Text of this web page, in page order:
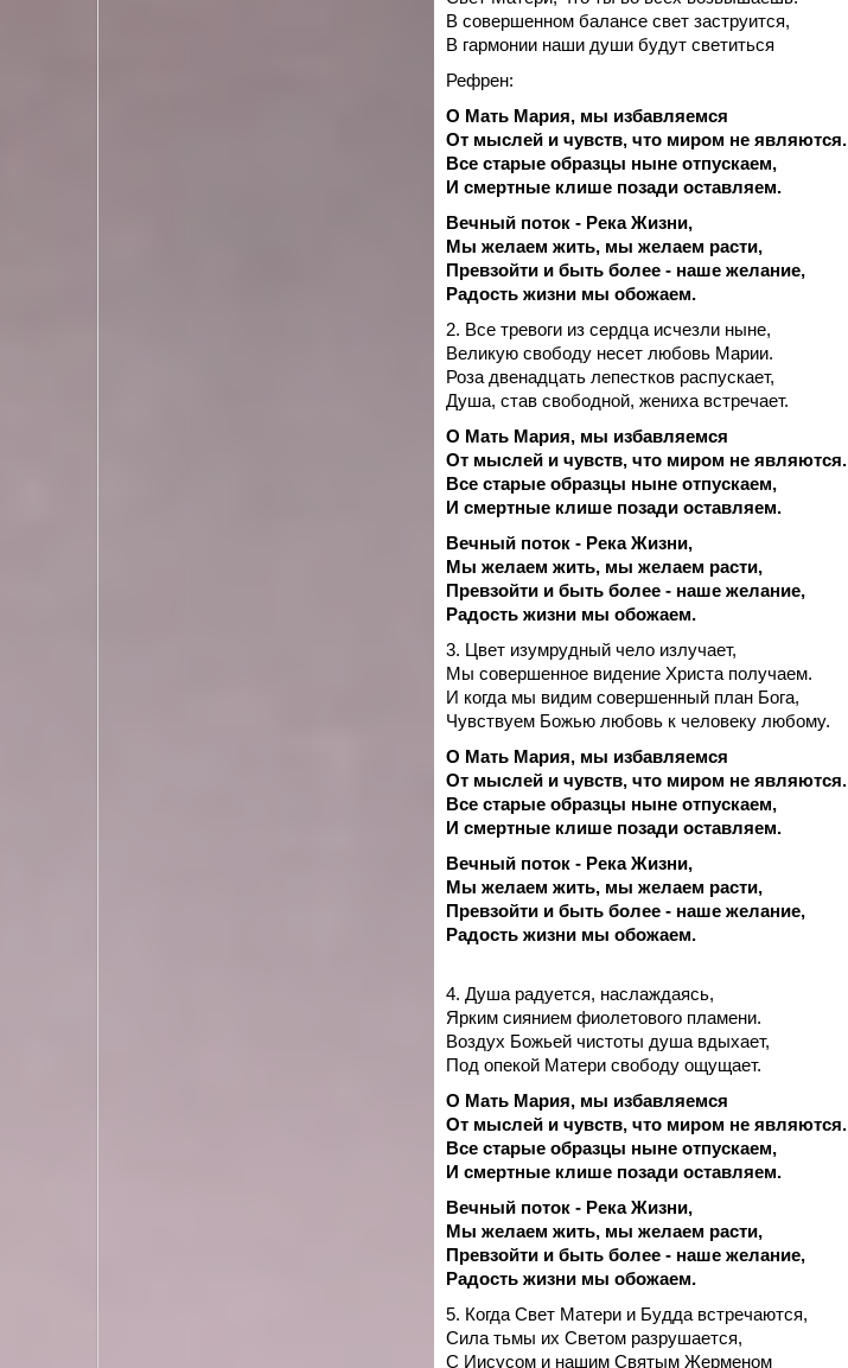
В совершенном балансе свет заструится,
В гармонии наши души будут светиться
Рефрен:
О Мать Мария, мы избавляемся
От мыслей и чувств, что миром не являются.
Все старые образцы ныне отпускаем,
И смертные клише позади оставляем.
Вечный поток - Река Жизни,
Мы желаем жить, мы желаем расти,
Превзойти и быть более - наше желание,
Радость жизни мы обожаем.
2. Все тревоги из сердца исчезли ныне,
Великую свободу несет любовь Марии.
Роза двенадцать лепестков распускает,
Душа, став свободной, жениха встречает.
О Мать Мария, мы избавляемся
От мыслей и чувств, что миром не являются.
Все старые образцы ныне отпускаем,
И смертные клише позади оставляем.
Вечный поток - Река Жизни,
Мы желаем жить, мы желаем расти,
Превзойти и быть более - наше желание,
Радость жизни мы обожаем.
3. Цвет изумрудный чело излучает,
Мы совершенное видение Христа получаем.
И когда мы видим совершенный план Бога,
Чувствуем Божью любовь к человеку любому.
О Мать Мария, мы избавляемся
От мыслей и чувств, что миром не являются.
Все старые образцы ныне отпускаем,
И смертные клише позади оставляем.
Вечный поток - Река Жизни,
Мы желаем жить, мы желаем расти,
Превзойти и быть более - наше желание,
Радость жизни мы обожаем.
4. Душа радуется, наслаждаясь,
Ярким сиянием фиолетового пламени.
Воздух Божьей чистоты душа вдыхает,
Под опекой Матери свободу ощущает.
О Мать Мария, мы избавляемся
От мыслей и чувств, что миром не являются.
Все старые образцы ныне отпускаем,
И смертные клише позади оставляем.
Вечный поток - Река Жизни,
Мы желаем жить, мы желаем расти,
Превзойти и быть более - наше желание,
Радость жизни мы обожаем.
5. Когда Свет Матери и Будда встречаются,
Сила тьмы их Светом разрушается,
С Иисусом и нашим Святым Жерменом